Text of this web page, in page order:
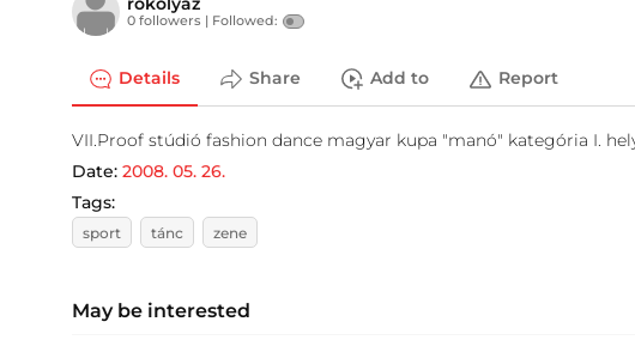
0 followers | Followed:
Details Share Add to Report
VII.Proof stúdió fashion dance magyar kupa "manó" kategória I.
Date: 2008. 05. 26.
Tags:
sport tánc zene
May be interested